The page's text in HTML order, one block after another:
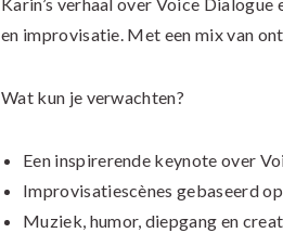
en improvisatie. Met een mix van
Wat kun je verwachten?
Een inspirerende keynote over
Improvisatiescènes gebaseerd
Muziek, humor, diepgang en